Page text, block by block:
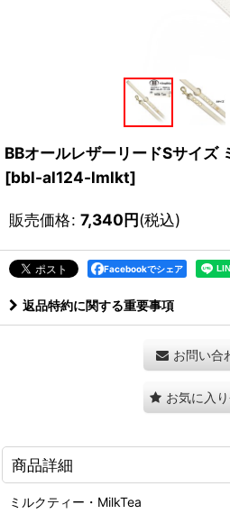
BBオールレザーリードSサイズ
[bbl-al124-lmlkt]
販売価格: 7,340円(税込)
Facebookでシェア
返品特約に関する重要事項
お問い合
お気に入
商品詳細
ミルクティー・MilkTea